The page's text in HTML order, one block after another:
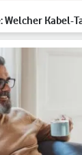
Welcher Kabel-